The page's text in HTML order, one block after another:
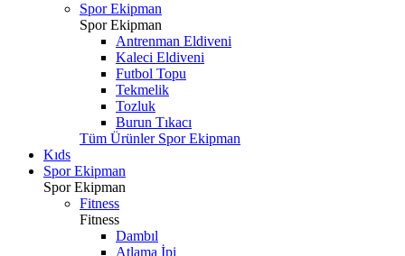
Spor Ekipman
Spor Ekipman
Antrenman Eldiveni
Kaleci Eldiveni
Futbol Topu
Tekmelik
Tozluk
Burun Tıkacı
Tüm Ürünler Spor Ekipman
Kıds
Spor Ekipman
Spor Ekipman
Fitness
Fitness
Dambıl
Atlama İpi